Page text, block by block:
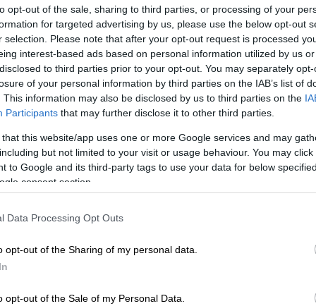
opt-out of the sale, sharing to third parties, or processing of your
for targeted advertising by us, please use the below opt-out
selection. Please note that after your opt-out request is processed
interest-based ads based on personal information utilized by us
to third parties prior to your opt-out. You may separately
of your personal information by third parties on the IAB’s list of
This information may also be disclosed by us to third parties on the
Participants that may further disclose it to other third parties.
that this website/app uses one or more Google services and may
but not limited to your visit or usage behaviour. You may
to Google and its third-party tags to use your data for below
consent section.
Data Processing Opt Outs
opt-out of the Sharing of my personal data.
opt-out of the Sale of my Personal Data.
εκπαιδευτικής πλατφόρμας, όπου
για δέκα καλοκαιρινές
διεθνώς σολίστες/καθηγητές, στις
Σχολής των Σπετσών και το υπέροχο
και μαθητές που έρχονται εδώ,
από τον χώρο. Η μουσική μπορεί
πολύ εύκολο. Βλέπω ακόμα και
να τους αρέσει ιδέα της Ακαδημίας.
οι Έλληνες να πρέπει πάντοτε να πάνε
ενώ μπορούν σημαντικές
αυτό θα βοηθήσει και τη χώρα στον
και θα μπει στον χώρο της μουσικής»
.gr, μια γυναίκα που, απ’ ό,τι φαίνεται, στη
ανθρώπους για το κοινό καλό και με